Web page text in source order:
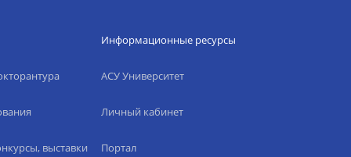
выставки
Информационные ресурсы
АСУ Университет
Личный кабинет
Портал